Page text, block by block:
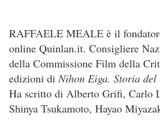
RAFFAELE MEALE è il
online Quinlan.it. Consigliere
della Commissione Film della
edizioni diNihon Eiga. Storia del
Ha scritto di Alberto Grifi, Carlo
Shinya Tsukamoto, Hayao